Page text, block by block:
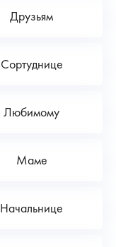
Друзьям
Сортуднице
Любимому
Маме
Начальнице